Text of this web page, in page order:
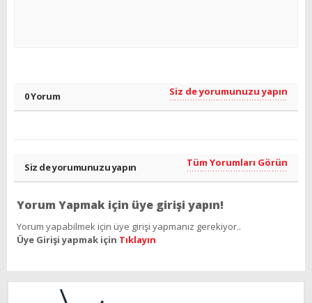
0 Yorum Siz de yorumunuzu yapın
Siz de yorumunuzu yapın Tüm Yorumları Görün
Yorum Yapmak için üye girişi yapın!
Yorum yapabilmek için üye girişi yapmanız gerekiyor..
Üye Girişi yapmak için Tıklayın